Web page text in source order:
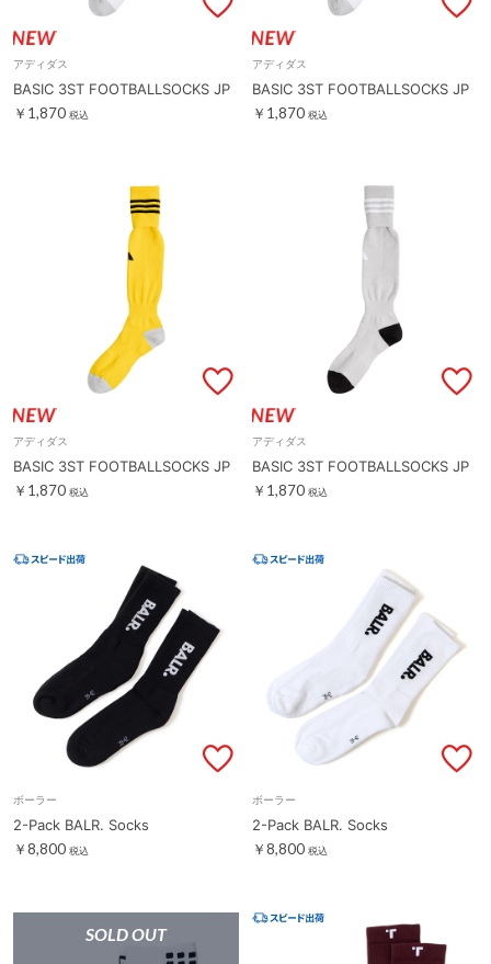
アディダス
BASIC 3ST FOOTBALLSOCKS JP
￥1,870 税込
アディダス
BASIC 3ST FOOTBALLSOCKS JP
￥1,870 税込
アディダス
BASIC 3ST FOOTBALLSOCKS JP
￥1,870 税込
アディダス
BASIC 3ST FOOTBALLSOCKS JP
￥1,870 税込
ボーラー
2-Pack BALR. Socks
￥8,800 税込
ボーラー
2-Pack BALR. Socks
￥8,800 税込
SOLD OUT